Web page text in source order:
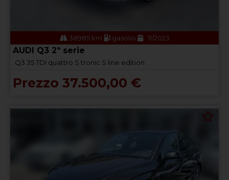
38985 km gasolio 11/2023
AUDI Q3 2ª serie
Q3 35 TDI quattro S tronic S line edition
Prezzo 37.500,00 €